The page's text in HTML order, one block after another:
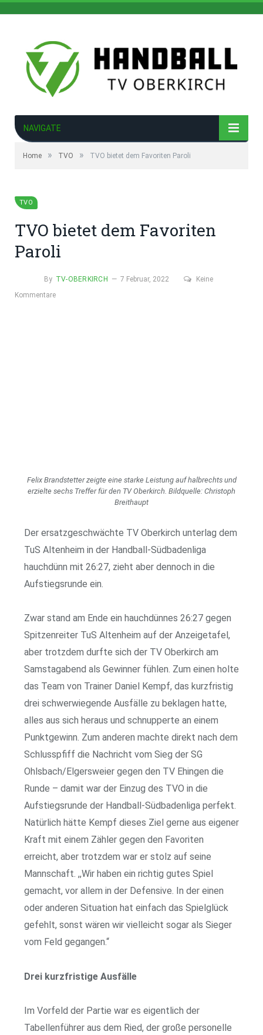
NAVIGATE
Home » TVO » TVO bietet dem Favoriten Paroli
TVO
TVO bietet dem Favoriten
Paroli
By TV-OBERKIRCH 7 Februar, 2022
Keine
Kommentare
Felix Brandstetter zeigte eine starke Leistung auf halbrechts und
erzielte sechs Treffer für den TV Oberkirch. Bildquelle: Christoph
Breithaupt
Der ersatzgeschwächte TV Oberkirch unterlag dem
TuS Altenheim in der Handball-Südbadenliga
hauchdünn mit 26:27, zieht aber dennoch in die
Aufstiegsrunde ein.
Zwar stand am Ende ein hauchdünnes 26:27 gegen
Spitzenreiter TuS Altenheim auf der Anzeigetafel,
aber trotzdem durfte sich der TV Oberkirch am
Samstagabend als Gewinner fühlen. Zum einen holte
das Team von Trainer Daniel Kempf, das kurzfristig
drei schwerwiegende Ausfälle zu beklagen hatte,
alles aus sich heraus und schnupperte an einem
Punktgewinn. Zum anderen machte direkt nach dem
Schlusspfiff die Nachricht vom Sieg der SG
Ohlsbach/Elgersweier gegen den TV Ehingen die
Runde – damit war der Einzug des TVO in die
Aufstiegsrunde der Handball-Südbadenliga perfekt.
Natürlich hätte Kempf dieses Ziel gerne aus eigener
Kraft mit einem Zähler gegen den Favoriten
erreicht, aber trotzdem war er stolz auf seine
Mannschaft. ,,Wir haben ein richtig gutes Spiel
gemacht, vor allem in der Defensive. In der einen
oder anderen Situation hat einfach das Spielglück
gefehlt, sonst wären wir vielleicht sogar als Sieger
vom Feld gegangen.“
Drei kurzfristige Ausfälle
Im Vorfeld der Partie war es eigentlich der
Tabellenführer aus dem Ried, der große personelle